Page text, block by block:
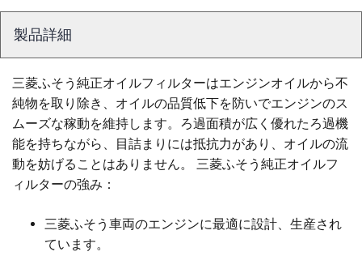
製品詳細
三菱ふそう純正オイルフィルターはエンジンオイルから不
純物を取り除き、オイルの品質低下を防いでエンジンのス
ムーズな稼動を維持します。ろ過面積が広く優れたろ過機
能を持ちながら、目詰まりには抵抗力があり、オイルの流
動を妨げることはありません。 三菱ふそう純正オイルフ
ィルターの強み：
三菱ふそう車両のエンジンに最適に設計、生産され
ています。